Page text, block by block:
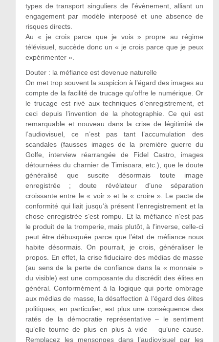
types de transport singuliers de l’évènement, alliant un
engagement par modèle interposé et une absence de
risques directs.
Au « je crois parce que je vois » propre au régime
télévisuel, succède donc un « je crois parce que je peux
expérimenter ».
Douter : la méfiance est devenue naturelle
On met trop souvent la suspicion à l’égard des images au
compte de la facilité de trucage qu’offre le numérique. Or
le trucage est rivé aux techniques d’enregistrement, et
ceci depuis l’invention de la photographie. Ce qui est
remarquable et nouveau dans la crise de légitimité de
l’audiovisuel, ce n’est pas tant l’accumulation des
scandales (fausses images de la première guerre du
Golfe, interview réarrangée de Fidel Castro, images
détournées du charnier de Timisoara, etc.), que le doute
généralisé que suscite désormais toute image
enregistrée ; doute révélateur d’une séparation
croissante entre le « voir » et le « croire ». Le pacte de
conformité qui liait jusqu’à présent l’enregistrement et la
chose enregistrée s’est rompu. Et la méfiance n’est pas
le produit de la tromperie, mais plutôt, à l’inverse, celle-ci
peut être débusquée parce que l’état de méfiance nous
habite désormais. On pourrait, je crois, généraliser le
propos. En effet, la crise fiduciaire des médias de masse
(au sens de la perte de confiance dans la « monnaie »
du visible) est une composante du discrédit des élites en
général. Conformément à la logique qui porte ombrage
aux médias de masse, la désaffection à l’égard des élites
politiques, en particulier, est plus une conséquence des
ratés de la démocratie représentative – le sentiment
qu’elle tourne de plus en plus à vide – qu’une cause.
Remplacez les mensonges dans l’audiovisuel par les